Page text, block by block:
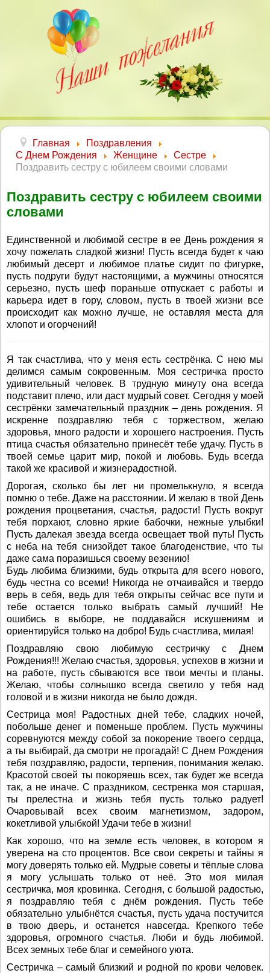
Главная
Поздравления
С Днем Рождения
Женщине
Сестре
Поздравить сестру с юбилеем своими словами
Поздравить сестру с юбилеем своими
словами
Единственной и любимой сестре в ее День рождения я
хочу пожелать сладкой жизни! Пусть всегда будет к чаю
любимый десерт и любимое платье сидит по фигурке,
пусть подруги будут настоящими, а мужчины относятся
серьезно, пусть шеф пораньше отпускает с работы и
карьера идет в гору, словом, пусть в твоей жизни все
происходит как можно лучше, не оставляя места для
хлопот и огорчений!
Я так счастлива, что у меня есть сестрёнка. С нею мы
делимся самым сокровенным. Моя сестричка просто
удивительный человек. В трудную минуту она всегда
подставит плечо, или даст мудрый совет. Сегодня у моей
сестрёнки замечательный праздник – день рождения. Я
искренне поздравляю тебя с торжеством, желаю
здоровья, много радости и хорошего настроения. Пусть
птица счастья обязательно принесёт тебе удачу. Пусть в
твоей семье царит мир, покой и любовь. Будь всегда
такой же красивой и жизнерадостной.
Дорогая, сколько бы лет ни промелькнуло, я всегда
помню о тебе. Даже на расстоянии. И желаю в твой День
рождения процветания, счастья, радости! Пусть вокруг
тебя порхают, словно яркие бабочки, нежные улыбки!
Пусть далекая звезда всегда освещает твой путь! Пусть
с неба на тебя снизойдет такое благоденствие, что ты
даже сама поразишься своему везению!
Будь любима близкими, будь открыта для всего нового,
будь честна со всеми! Никогда не отчаивайся и твердо
верь в себя, ведь для тебя открыты сейчас все пути и
тебе остается только выбрать самый лучший! Не
ошибись в выборе, не поддавайся искушениям и
ориентируйся только на добро! Будь счастлива, милая!
Поздравляю свою любимую сестричку с Днем
Рождения!!! Желаю счастья, здоровья, успехов в жизни и
на работе, пусть сбываются все твои мечты и планы.
Желаю, чтобы солнышко всегда светило у тебя над
головой и в жизни никогда не было дождя.
Сестрица моя! Радостных дней тебе, сладких ночей,
побольше денег и поменьше проблем. Пусть мужчины
соревнуются между собой за покорение твоего сердца,
а ты выбирай, да смотри не прогадай! С Днем Рождения
тебя поздравляю, радости, терпения, понимания желаю.
Красотой своей ты покоряешь всех, так будет же всегда
так, а не иначе. С праздником, сестренка моя старшая,
ты прелестна и жизнь тебя пусть только радует!
Очаровывай всех своим магнетизмом, задором,
кокетливой улыбкой! Удачи тебе в жизни!
Как хорошо, что на земле есть человек, в котором я
уверена на сто процентов. Все свои секреты и тайны я
могу доверять только ей. Мудрые советы и тёплые слова
я могу услышать только от неё. Это моя милая
сестричка, моя кровинка. Сегодня, с большой радостью,
я поздравляю тебя с днём рождения. Пусть тебе
обязательно улыбнётся счастья, пусть удача постучится
в твою дверь, и останется навсегда. Крепкого тебе
здоровья, огромного счастья. Люби и будь любимой.
Всех земных тебе благ и семейного уюта.
Сестричка – самый близкий и родной по крови человек.